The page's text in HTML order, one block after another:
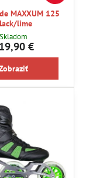
MAXXUM 125
lime
Skladom
€